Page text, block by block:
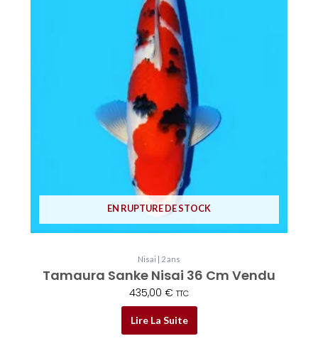
EN RUPTURE DE STOCK
Nisai | 2 ans
Tamaura Sanke Nisai 36 Cm Vendu
435,00 € TTC
Lire La Suite